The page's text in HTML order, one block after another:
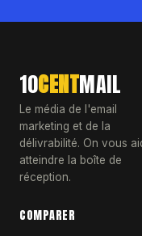
10CENTMAIL
Le média de l'email
marketing et de la
délivrabilité. On vous
atteindre la boîte de
réception.
COMPARER